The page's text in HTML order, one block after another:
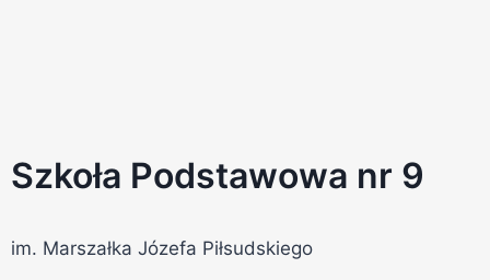
Szkoła Podstawowa nr 9
im. Marszałka Józefa Piłsudskiego